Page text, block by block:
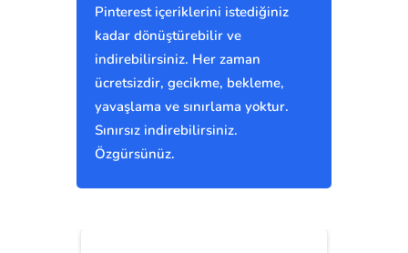
Pinterest içeriklerini istediğiniz
kadar dönüştürebilir ve
indirebilirsiniz. Her zaman
ücretsizdir, gecikme, bekleme,
yavaşlama ve sınırlama yoktur.
Sınırsız indirebilirsiniz.
Özgürsünüz.